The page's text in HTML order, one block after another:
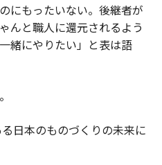
にもったいない。後継者が
んと職人に還元されるよう
緒にやりたい」と表は語
日本のものづくりの未来に